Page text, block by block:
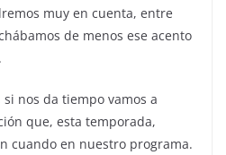
muy en cuenta, entre
de menos ese acento
nos da tiempo vamos a
que, esta temporada,
cuando en nuestro programa.